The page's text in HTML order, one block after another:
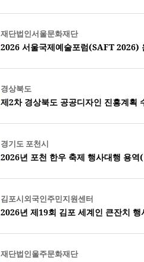
재단법인서울문화재단
2026 서울국제예술포럼(SAFT 2026)
경상북도
제2차 경상북도 공공디자인 진흥계획
경기도 포천시
2026년 포천 한우 축제 행사대행 용역
김포시외국인주민지원센터
2026년 제19회 김포 세계인 큰잔치 행
재단법인울주문화재단